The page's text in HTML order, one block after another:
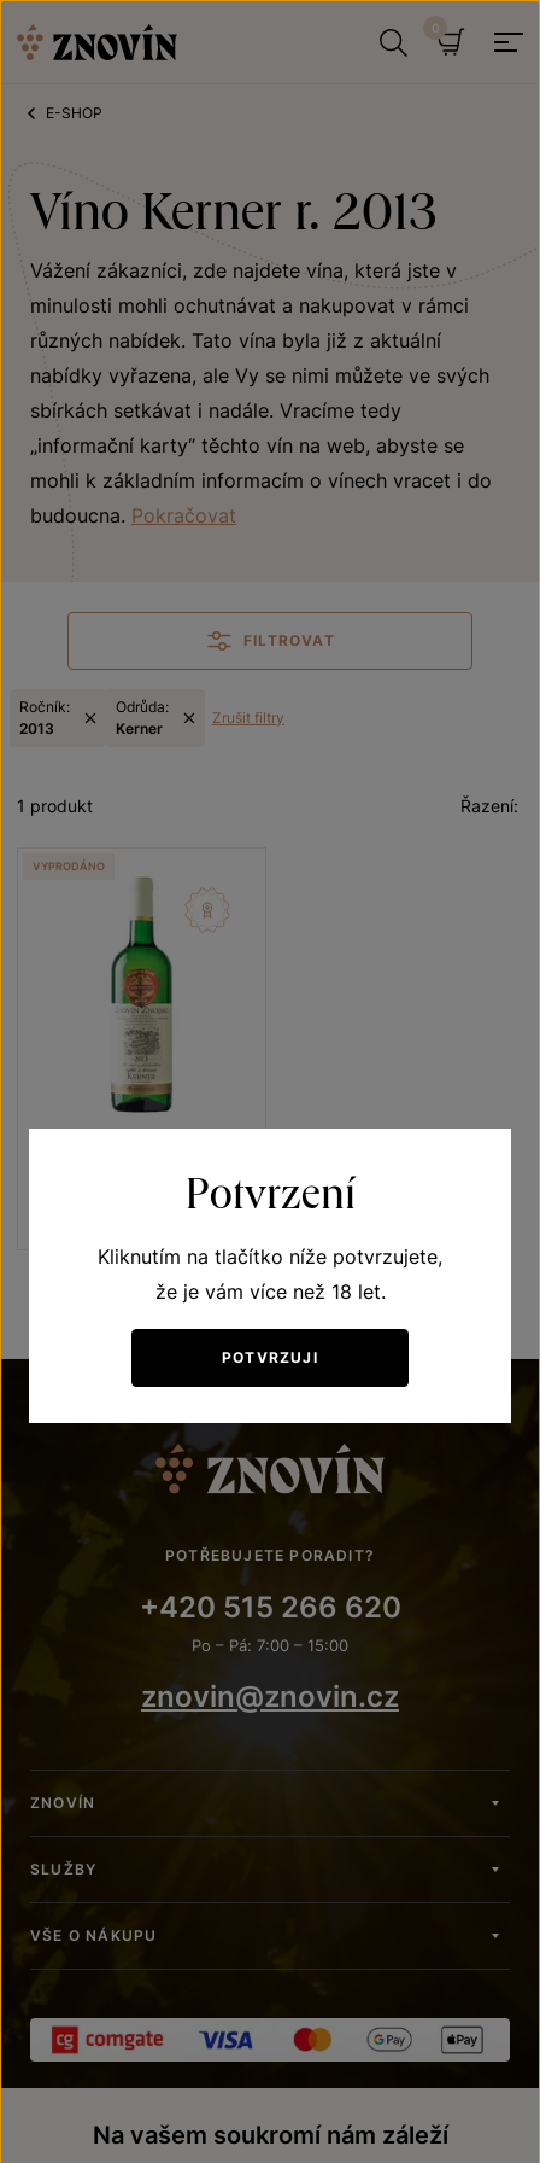
E-SHOP
Víno Kerner r. 2013
Vážení zákazníci, zde najdete vína, která jste v
minulosti mohli ochutnávat a nakupovat v rámci
různých nabídek. Tato vína byla již z aktuální
nabídky vyřazena, ale Vy se nimi můžete ve svých
sbírkách setkávat i nadále. Vracíme tedy
„informační karty“ těchto vín na web, abyste se
mohli k základním informacím o vínech vracet i do
budoucna. Pokračovat
FILTROVAT
Ročník:
2013
Odrůda:
Kerner
Zrušit filtry
Řazení:
1 produkt
výběr z hroznů 2013
VYPRODÁNO
POTŘEBUJETE PORADIT?
+420 515 266 620
Po – Pá: 7:00 – 15:00
znovin@znovin.cz
ZNOVÍN
SLUŽBY
VŠE O NÁKUPU
Potvrzení
Kliknutím na tlačítko níže potvrzujete,
že je vám více než 18 let.
POTVRZUJI
Na vašem soukromí nám záleží